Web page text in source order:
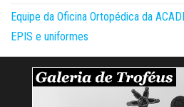
Equipe da Oficina Ortopédica da
EPIS e uniformes